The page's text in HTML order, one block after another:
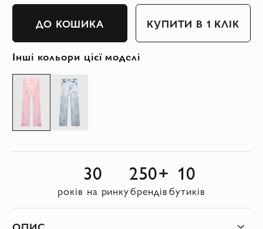
ДО КОШИКА КУПИТИ В 1 КЛІК
Інші кольори цієї моделі
30
років на ринку
250+
брендів
10
бутиків